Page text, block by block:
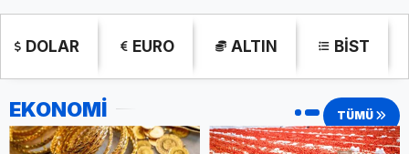
kızdırdı : Üç sembol bina için
Yeşil Pasaport yine
DOLAR EURO ALTIN BİST
EKONOMİ TÜMÜ